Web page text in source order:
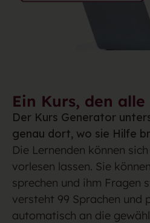
Ein Kurs, den
Der Kurs Generator
genau dort, wo sie Hilfe
Die Lernenden können
vorlesen lassen. Sie
sprechen und ihm Fragen
versteht 99 Sprachen und
automatisch an die